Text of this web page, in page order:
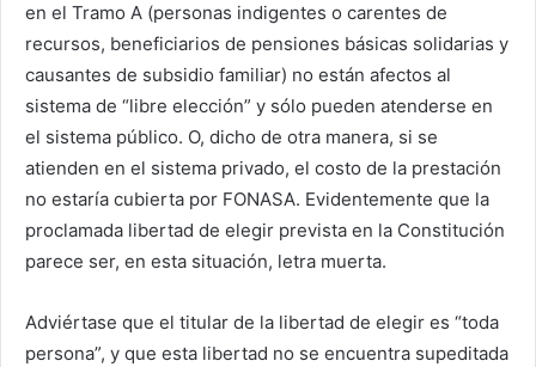
en el Tramo A (personas indigentes o carentes de
recursos, beneficiarios de pensiones básicas solidarias y
causantes de subsidio familiar) no están afectos al
sistema de “libre elección” y sólo pueden atenderse en
el sistema público. O, dicho de otra manera, si se
atienden en el sistema privado, el costo de la prestación
no estaría cubierta por FONASA. Evidentemente que la
proclamada libertad de elegir prevista en la Constitución
parece ser, en esta situación, letra muerta.
Adviértase que el titular de la libertad de elegir es “toda
persona”, y que esta libertad no se encuentra supeditada